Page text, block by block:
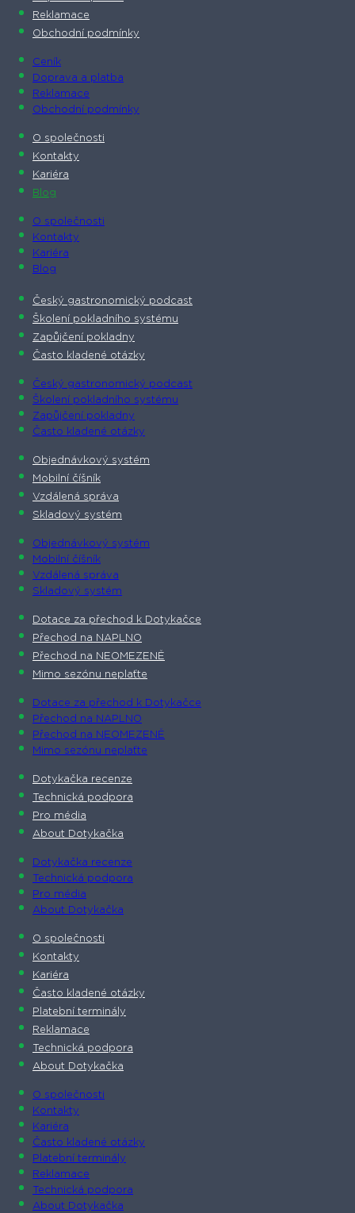
Reklamace
Obchodní podmínky
Ceník
Doprava a platba
Reklamace
Obchodní podmínky
O společnosti​
Kontakty
Kariéra
Blog
O společnosti​
Kontakty
Kariéra
Blog
Český gastronomický podcast​
Školení pokladního systému
Zapůjčení pokladny
Často kladené otázky
Český gastronomický podcast​
Školení pokladního systému
Zapůjčení pokladny
Často kladené otázky
Objednávkový systém
Mobilní číšník
Vzdálená správa
Skladový systém
Objednávkový systém
Mobilní číšník
Vzdálená správa
Skladový systém
Dotace za přechod k Dotykačce
Přechod na NAPLNO
Přechod na NEOMEZENĚ
Mimo sezónu neplaťte
Dotace za přechod k Dotykačce
Přechod na NAPLNO
Přechod na NEOMEZENĚ
Mimo sezónu neplaťte
Dotykačka recenze
Technická podpora
Pro média
About Dotykačka
Dotykačka recenze
Technická podpora
Pro média
About Dotykačka
O společnosti
Kontakty
Kariéra
Často kladené otázky
Platební terminály
Reklamace
Technická podpora
About Dotykačka
O společnosti
Kontakty
Kariéra
Často kladené otázky
Platební terminály
Reklamace
Technická podpora
About Dotykačka